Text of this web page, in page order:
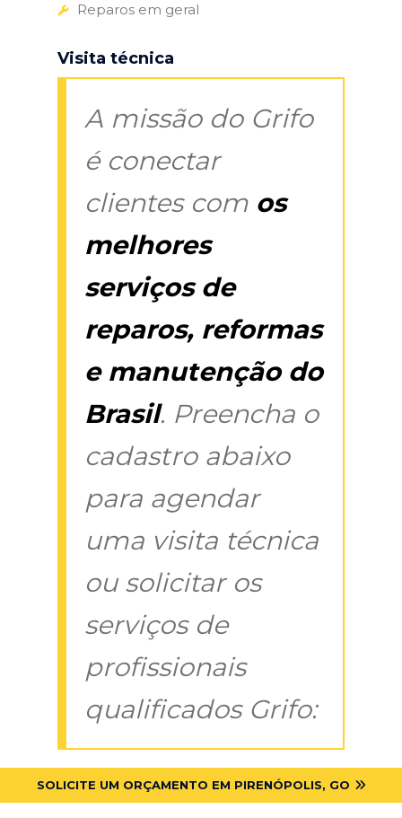
Reparos em geral
Visita técnica
A missão do Grifo
é conectar
clientes com os
melhores
serviços de
reparos, reformas
e manutenção do
Brasil. Preencha o
cadastro abaixo
para agendar
uma visita técnica
ou solicitar os
serviços de
profissionais
qualificados Grifo:
SOLICITE UM ORÇAMENTO EM PIRENÓPOLIS, GO